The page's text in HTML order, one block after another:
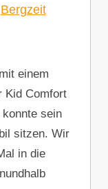
Bergzeit
einem
Kid Comfort
konnte sein
sitzen. Wir
in die